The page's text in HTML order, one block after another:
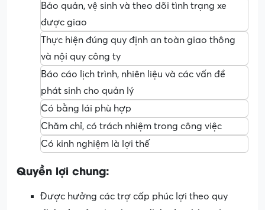
Bảo quản, vệ sinh và theo dõi tình trạng xe
được giao
Thực hiện đúng quy định an toàn giao thông
và nội quy công ty
Báo cáo lịch trình, nhiên liệu và các vấn đề
phát sinh cho quản lý
Có bằng lái phù hợp
Chăm chỉ, có trách nhiệm trong công việc
Có kinh nghiệm là lợi thế
Quyền lợi chung:
Được hưởng các trợ cấp phúc lợi theo quy